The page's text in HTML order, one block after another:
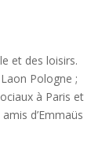
et des loisirs.
Pologne ;
à Paris et
d’Emmaüs